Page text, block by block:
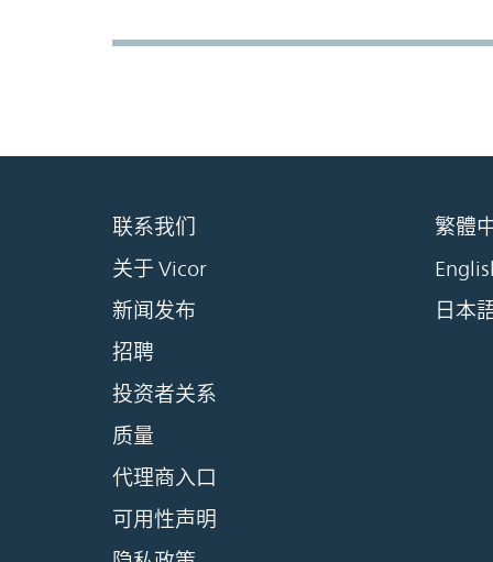
联系我们
关于 Vicor
新闻发布
招聘
投资者关系
质量
代理商入口
可用性声明
繁體
日本